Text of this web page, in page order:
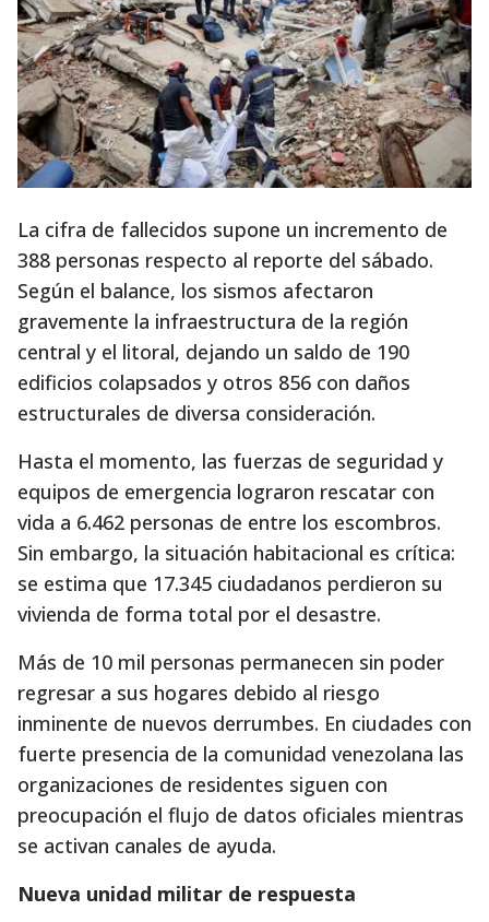
La cifra de fallecidos supone un incremento de
388 personas respecto al reporte del sábado.
Según el balance, los sismos afectaron
gravemente la infraestructura de la región
central y el litoral, dejando un saldo de 190
edificios colapsados y otros 856 con daños
estructurales de diversa consideración.
Hasta el momento, las fuerzas de seguridad y
equipos de emergencia lograron rescatar con
vida a 6.462 personas de entre los escombros.
Sin embargo, la situación habitacional es crítica:
se estima que 17.345 ciudadanos perdieron su
vivienda de forma total por el desastre.
Más de 10 mil personas permanecen sin poder
regresar a sus hogares debido al riesgo
inminente de nuevos derrumbes. En ciudades con
fuerte presencia de la comunidad venezolana las
organizaciones de residentes siguen con
preocupación el flujo de datos oficiales mientras
se activan canales de ayuda.
Nueva unidad militar de respuesta